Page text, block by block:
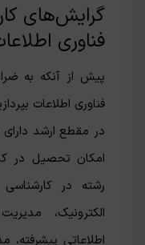
گرایش‌های
فناوری
پیش از آنکه به
فناوری اطلاعات
در مقطع ارشد
امکان تحصیل در
رشته در
الکترونیک،
اطلاعاتی